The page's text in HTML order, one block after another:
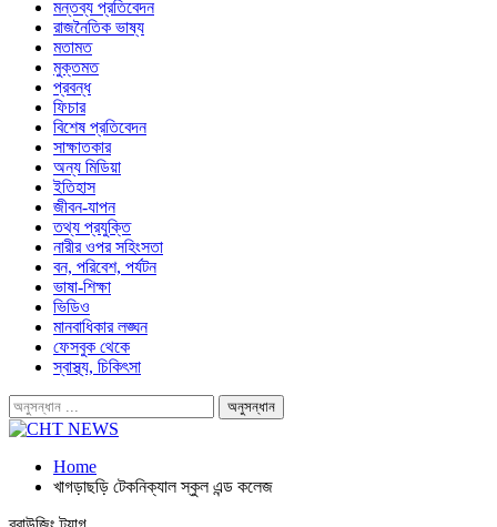
মন্তব্য প্রতিবেদন
রাজনৈতিক ভাষ্য
মতামত
মুক্তমত
প্রবন্ধ
ফিচার
বিশেষ প্রতিবেদন
সাক্ষাতকার
অন্য মিডিয়া
ইতিহাস
জীবন-যাপন
তথ্য প্রযুক্তি
নারীর ওপর সহিংসতা
বন, পরিবেশ, পর্যটন
ভাষা-শিক্ষা
ভিডিও
মানবাধিকার লঙ্ঘন
ফেসবুক থেকে
স্বাস্থ্য, চিকিৎসা
Home
খাগড়াছড়ি টেকনিক্যাল স্কুল এন্ড কলেজ